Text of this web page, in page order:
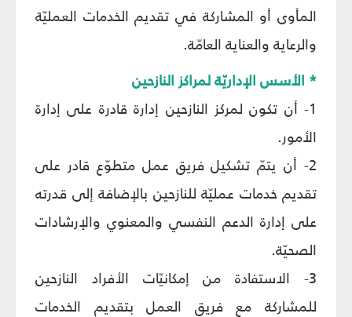
المأوى أو المشاركة في تقديم الخدمات العمليّة
والرعاية والعناية العامّة.
* الأسس الإداريّة لمراكز النازحين
1- أن تكون لمركز النازحين إدارة قادرة على إدارة
الأمور.
2- أن يتمّ تشكيل فريق عمل متطوّع قادر على
تقديم خدمات عمليّة للنازحين بالإضافة إلى قدرته
على إدارة الدعم النفسي والمعنوي والإرشادات
الصحيّة.
3- الاستفادة من إمكانيّات الأفراد النازحين
للمشاركة مع فريق العمل بتقديم الخدمات